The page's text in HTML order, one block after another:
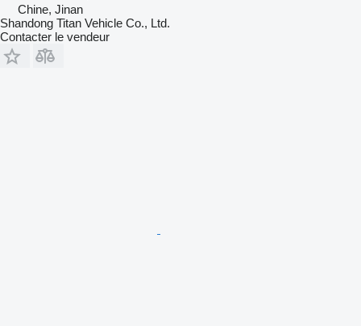
Chine, Jinan
Shandong Titan Vehicle Co., Ltd.
Contacter le vendeur